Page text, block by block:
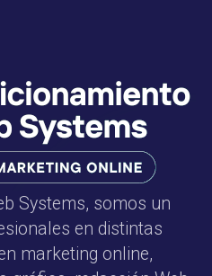
Systems, somos un
en distintas
marketing online,